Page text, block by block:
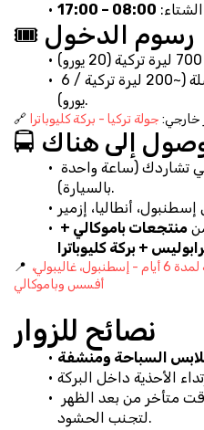
الشتاء: 08:00 – 17:00
🎟️ رسوم الدخول
يورو).
خارجي: جولة تركيا - بركة كليوباترا
إلى هناك
بالسيارة).
+ بركة كليوباترا
أفسس وباموكالي
نصائح للزوار
السباحة ومنشفة
لتجنب الحشود.